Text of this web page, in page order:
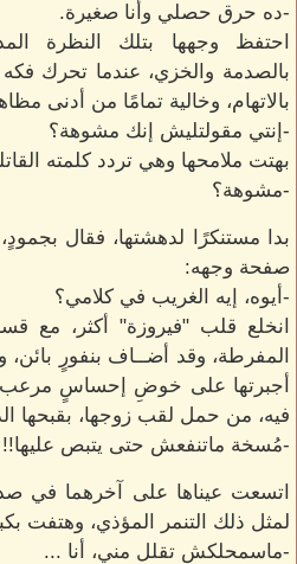
-ده حرق حصلي وأنا صغيرة.
احتفظ وجهها بتلك النظرة
بالصدمة والخزي، عندما تحرك فكه
بالاتهام، وخالية تمامًا من أدنى
-إنتي مقولتليش إنك مشوهة؟
بهتت ملامحها وهي تردد كلمته
-مشوهة؟
بدا مستنكرًا لدهشتها، فقال
صفحة وجهه:
-أيوه، إيه الغريب في كلامي؟
انخلع قلب "فيروزة" أكثر، مع
المفرطة، وقد أضــاف بنفورٍ
أجبرتها على خوضِ إحساسٍ مرعب
فيه، من حمل لقب زوجها، بقبحها
-مُسخة ماتنفعش حتى يتبص عليها!!
اتسعت عيناها على آخرهما في
لمثل ذلك التنمر المؤذي، وهتفت
-ماسمحلكش تقلل مني، أنا ...